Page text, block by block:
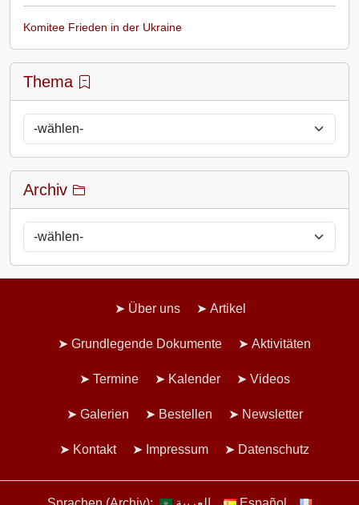
Komitee Frieden in der Ukraine
Thema
Archiv
Über uns Artikel
Grundlegende Dokumente Aktivitäten
Termine Kalender Videos
Galerien Bestellen Newsletter
Kontakt Impressum Datenschutz